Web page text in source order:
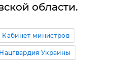
области.
Кабинет министров
Нацгвардия Украины